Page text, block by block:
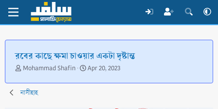
রবের কাছে ক্ষমা চাওয়ার একটা দৃষ্টান্ত
T
r
e
Mohammad Shafin
S
a
Apr 20, 2023
নাসীহাহ